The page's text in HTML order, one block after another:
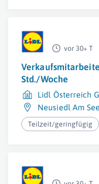
vor 30+ T
Std./Woche
Lidl Österreich
Neusiedl Am See
Teilzeit/geringfügig